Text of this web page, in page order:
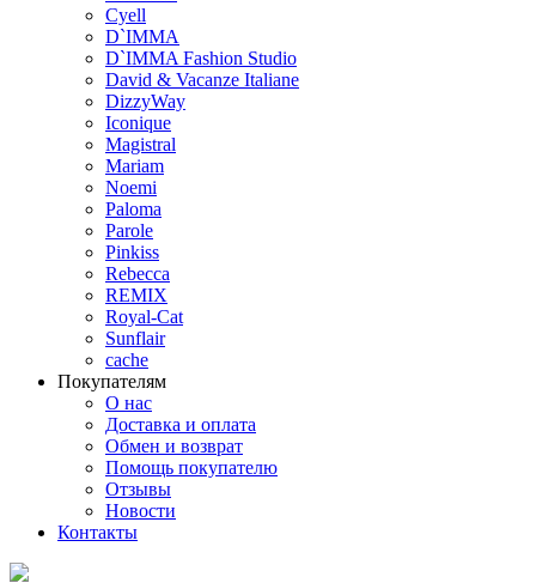
Cyell
D`IMMA
D`IMMA Fashion Studio
David & Vacanze Italiane
DizzyWay
Iconique
Magistral
Mariam
Noemi
Paloma
Parole
Pinkiss
Rebecca
REMIX
Royal-Cat
Sunflair
cache
Покупателям
О нас
Доставка и оплата
Обмен и возврат
Помощь покупателю
Отзывы
Новости
Контакты